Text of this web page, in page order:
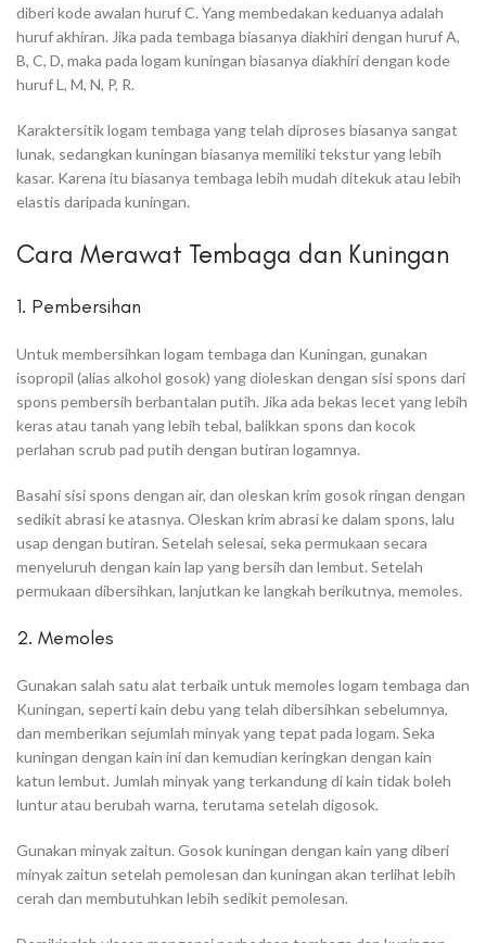
diberi kode awalan huruf C. Yang membedakan keduanya adalah
huruf akhiran. Jika pada tembaga biasanya diakhiri dengan huruf A,
B, C, D, maka pada logam kuningan biasanya diakhiri dengan kode
huruf L, M, N, P, R.
Karaktersitik logam tembaga yang telah diproses biasanya sangat
lunak, sedangkan kuningan biasanya memiliki tekstur yang lebih
kasar. Karena itu biasanya tembaga lebih mudah ditekuk atau lebih
elastis daripada kuningan.
Cara Merawat Tembaga dan Kuningan
1. Pembersihan
Untuk membersihkan logam tembaga dan Kuningan, gunakan
isopropil (alias alkohol gosok) yang dioleskan dengan sisi spons dari
spons pembersih berbantalan putih. Jika ada bekas lecet yang lebih
keras atau tanah yang lebih tebal, balikkan spons dan kocok
perlahan scrub pad putih dengan butiran logamnya.
Basahi sisi spons dengan air, dan oleskan krim gosok ringan dengan
sedikit abrasi ke atasnya. Oleskan krim abrasi ke dalam spons, lalu
usap dengan butiran. Setelah selesai, seka permukaan secara
menyeluruh dengan kain lap yang bersih dan lembut. Setelah
permukaan dibersihkan, lanjutkan ke langkah berikutnya, memoles.
2. Memoles
Gunakan salah satu alat terbaik untuk memoles logam tembaga dan
Kuningan, seperti kain debu yang telah dibersihkan sebelumnya,
dan memberikan sejumlah minyak yang tepat pada logam. Seka
kuningan dengan kain ini dan kemudian keringkan dengan kain
katun lembut. Jumlah minyak yang terkandung di kain tidak boleh
luntur atau berubah warna, terutama setelah digosok.
Gunakan minyak zaitun. Gosok kuningan dengan kain yang diberi
minyak zaitun setelah pemolesan dan kuningan akan terlihat lebih
cerah dan membutuhkan lebih sedikit pemolesan.